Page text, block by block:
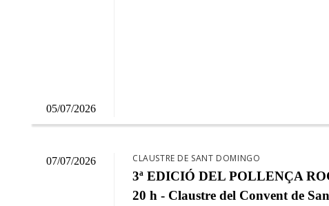
05/07/2026
07/07/2026 CLAUSTRE DE SANT DOMINGO
3ª EDICIÓ DEL POLLENÇA
20 h - Claustre del Convent de